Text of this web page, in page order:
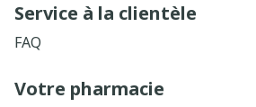
Service à la clientèle
FAQ
Votre pharmacie